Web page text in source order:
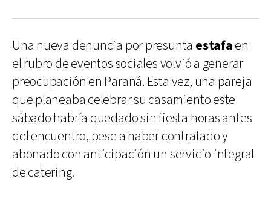
Una nueva denuncia por presunta estafaen
el rubro de eventos sociales volvió a generar
preocupación en Paraná. Esta vez, una pareja
que planeaba celebrar su casamiento este
sábado habría quedado sin fiesta horas antes
del encuentro, pese a haber contratado y
abonado con anticipación un servicio integral
de catering.